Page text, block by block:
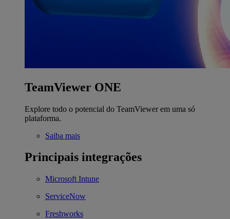
TeamViewer ONE
Explore todo o potencial do TeamViewer em uma só
plataforma.
Saiba mais
Principais integrações
Microsoft Intune
ServiceNow
Freshworks